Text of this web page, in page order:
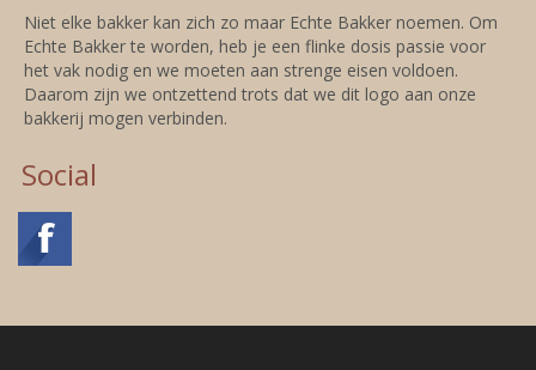
Niet elke bakker kan zich zo maar Echte Bakker noemen. Om
Echte Bakker te worden, heb je een flinke dosis passie voor
het vak nodig en we moeten aan strenge eisen voldoen.
Daarom zijn we ontzettend trots dat we dit logo aan onze
bakkerij mogen verbinden.
Social